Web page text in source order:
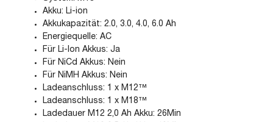
Akku: Li-ion
Akkukapazität: 2.0, 3.0, 4.0, 6.0 Ah
Energiequelle: AC
Für Li-Ion Akkus: Ja
Für NiCd Akkus: Nein
Für NiMH Akkus: Nein
Ladeanschluss: 1 x M12™
Ladeanschluss: 1 x M18™
Ladedauer M12 2,0 Ah Akku: 26Min